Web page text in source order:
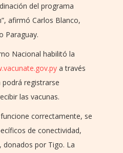
del programa
afirmó Carlos Blanco,
Paraguay.
Nacional habilitó la
a través
podrá registrarse
las vacunas.
correctamente, se
de conectividad,
donados por Tigo. La